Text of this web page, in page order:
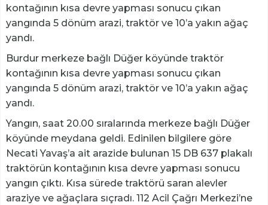
kontağının kısa devre yapması sonucu çıkan
yangında 5 dönüm arazi, traktör ve 10’a yakın ağaç
yandı.
Burdur merkeze bağlı Düğer köyünde traktör
kontağının kısa devre yapması sonucu çıkan
yangında 5 dönüm arazi, traktör ve 10’a yakın ağaç
yandı.
Yangın, saat 20.00 sıralarında merkeze bağlı Düğer
köyünde meydana geldi. Edinilen bilgilere göre
Necati Yavaş’a ait arazide bulunan 15 DB 637 plakalı
traktörün kontağının kısa devre yapması sonucu
yangın çıktı. Kısa sürede traktörü saran alevler
araziye ve ağaçlara sıçradı. 112 Acil Çağrı Merkezi’ne